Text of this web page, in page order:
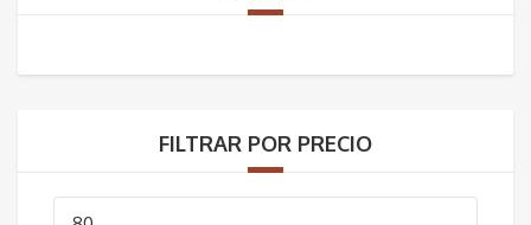
FILTRAR POR PRECIO
Precio